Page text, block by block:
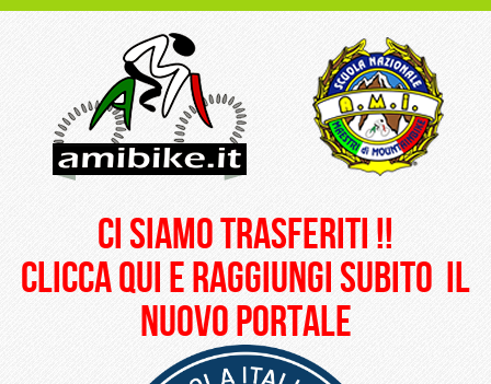
ci siamo trasferiti !!
clicca qui e raggiungi subito il
nuovo portale